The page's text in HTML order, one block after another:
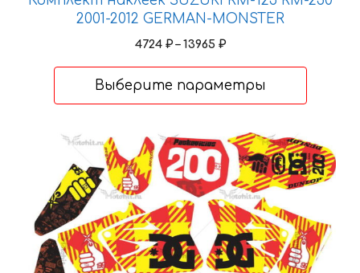
2001-2012 GERMAN-MONSTER
4724 ₽ – 13965 ₽Диапазон
–
Выберите параметры
Этот
товар
имеет
несколько
вариаций.
Опции
можно